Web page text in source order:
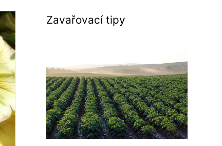
Zavařovací tipy